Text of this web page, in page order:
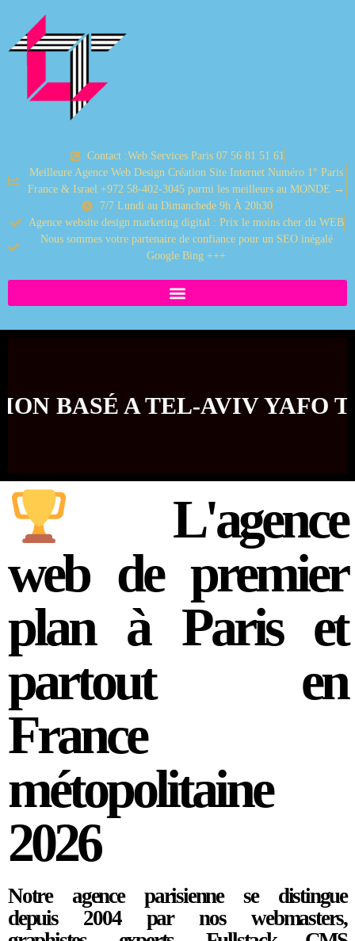
Contact :Web Services Paris 07 56 81 51 61
Meilleure Agence Web Design Création Site Internet Numéro 1° Paris
France & Israel +972 58-402-3045 parmi les meilleurs au MONDE →
7/7 Lundi au Dimanchede 9h À 20h30
Agence website design marketing digital : Prix le moins cher du WEB
Nous sommes votre partenaire de confiance pour un SEO inégalé
Google Bing +++
A TEL-AVIV YAFO TOP
L'agence
web de premier
plan à Paris et
partout en
France
métopolitaine
2026
Notre agence parisienne se distingue
depuis 2004 par nos webmasters,